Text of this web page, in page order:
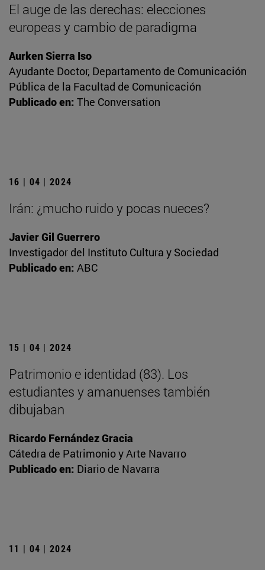
El auge de las derechas: elecciones
europeas y cambio de paradigma
Aurken Sierra Iso
Ayudante Doctor, Departamento de Comunicación
Pública de la Facultad de Comunicación
Publicado en: The Conversation
16 | 04 | 2024
Irán: ¿mucho ruido y pocas nueces?
Javier Gil Guerrero
Investigador del Instituto Cultura y Sociedad
Publicado en: ABC
15 | 04 | 2024
Patrimonio e identidad (83). Los
estudiantes y amanuenses también
dibujaban
Ricardo Fernández Gracia
Cátedra de Patrimonio y Arte Navarro
Publicado en: Diario de Navarra
11 | 04 | 2024